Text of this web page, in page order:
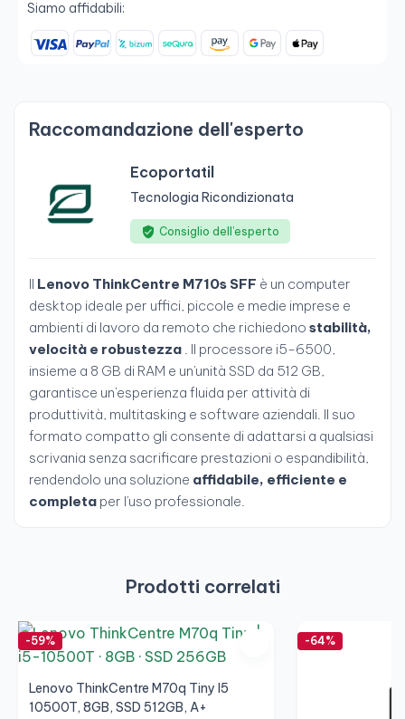
Siamo affidabili:
Raccomandazione dell'esperto
Ecoportatil
Tecnologia Ricondizionata
Consiglio dell’esperto
Il Lenovo ThinkCentre M710s SFF è un computer
desktop ideale per uffici, piccole e medie imprese e
ambienti di lavoro da remoto che richiedono stabilità,
velocità e robustezza . Il processore i5-6500,
insieme a 8 GB di RAM e un'unità SSD da 512 GB,
garantisce un'esperienza fluida per attività di
produttività, multitasking e software aziendali. Il suo
formato compatto gli consente di adattarsi a qualsiasi
scrivania senza sacrificare prestazioni o espandibilità,
rendendolo una soluzione affidabile, efficiente e
completa per l'uso professionale.
Prodotti correlati
-59%
Lenovo ThinkCentre M70q Tiny I5
10500T, 8GB, SSD 512GB, A+
-64%